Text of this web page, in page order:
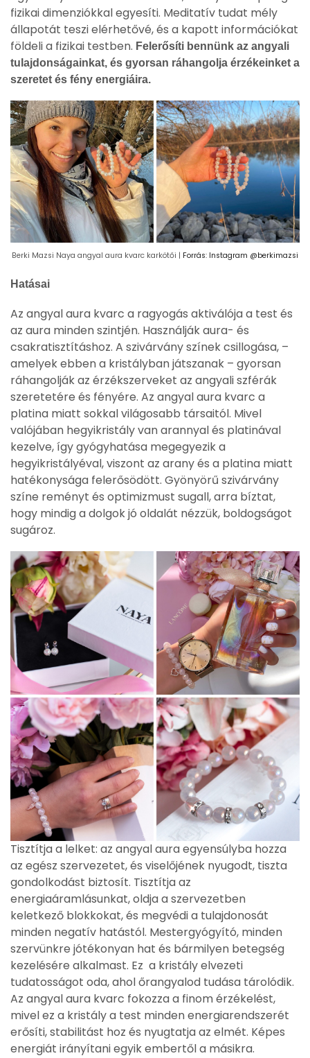
fizikai dimenziókkal egyesíti. Meditatív tudat mély
állapotát teszi elérhetővé, és a kapott információkat
földeli a fizikai testben. Felerősíti bennünk az angyali
tulajdonságainkat, és gyorsan ráhangolja érzékeinket a
szeretet és fény energiáira.
Berki Mazsi Naya angyal aura kvarc karkötői | Forrás: Instagram @berkimazsi
Hatásai
Az angyal aura kvarc a ragyogás aktiválója a test és
az aura minden szintjén. Használják aura- és
csakratisztításhoz. A szivárvány színek csillogása, –
amelyek ebben a kristályban játszanak – gyorsan
ráhangolják az érzékszerveket az angyali szférák
szeretetére és fényére. Az angyal aura kvarc a
platina miatt sokkal világosabb társaitól. Mivel
valójában hegyikristály van arannyal és platinával
kezelve, így gyógyhatása megegyezik a
hegyikristályéval, viszont az arany és a platina miatt
hatékonysága felerősödött. Gyönyörű szivárvány
színe reményt és optimizmust sugall, arra bíztat,
hogy mindig a dolgok jó oldalát nézzük, boldogságot
sugároz.
Tisztítja a lelket: az angyal aura egyensúlyba hozza
az egész szervezetet, és viselőjének nyugodt, tiszta
gondolkodást biztosít. Tisztítja az
energiaáramlásunkat, oldja a szervezetben
keletkező blokkokat, és megvédi a tulajdonosát
minden negatív hatástól. Mestergyógyító, minden
szervünkre jótékonyan hat és bármilyen betegség
kezelésére alkalmast. Ez a kristály elvezeti
tudatosságot oda, ahol őrangyalod tudása tárolódik.
Az angyal aura kvarc fokozza a finom érzékelést,
mivel ez a kristály a test minden energiarendszerét
erősíti, stabilitást hoz és nyugtatja az elmét. Képes
energiát irányítani egyik embertől a másikra.